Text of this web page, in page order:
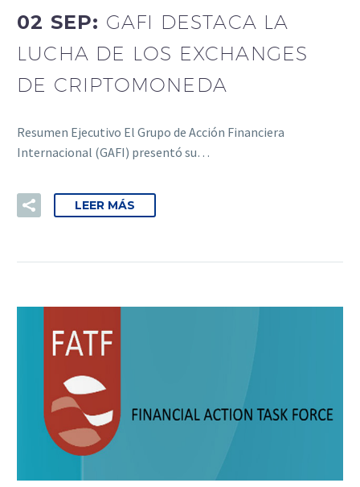
02 SEP: GAFI DESTACA LA
LUCHA DE LOS EXCHANGES
DE CRIPTOMONEDA
Resumen Ejecutivo El Grupo de Acción Financiera
Internacional (GAFI) presentó su…
LEER MÁS